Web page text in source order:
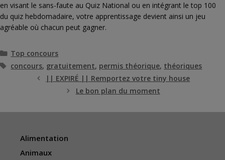
en visant le sans-faute au Quiz National ou en intégrant le top 100
du quiz hebdomadaire, votre apprentissage devient ainsi un jeu
agréable où chacun peut gagner.
Catégories
Top concours
Étiquettes
concours, gratuitement, permis théorique, théoriques
|| EXPIRÉ || Remportez votre tiny house
Le bon plan du moment
Alimentation
Animaux